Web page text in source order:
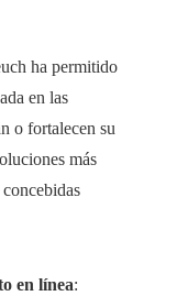
ha permitido
en las
o fortalecen su
más
en línea: